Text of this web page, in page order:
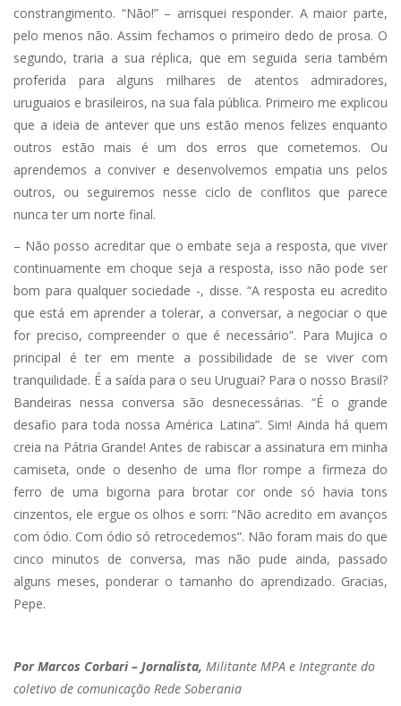
constrangimento. “Não!” – arrisquei responder. A maior parte,
pelo menos não. Assim fechamos o primeiro dedo de prosa. O
segundo, traria a sua réplica, que em seguida seria também
proferida para alguns milhares de atentos admiradores,
uruguaios e brasileiros, na sua fala pública. Primeiro me explicou
que a ideia de antever que uns estão menos felizes enquanto
outros estão mais é um dos erros que cometemos. Ou
aprendemos a conviver e desenvolvemos empatia uns pelos
outros, ou seguiremos nesse ciclo de conflitos que parece
nunca ter um norte final.
– Não posso acreditar que o embate seja a resposta, que viver
continuamente em choque seja a resposta, isso não pode ser
bom para qualquer sociedade -, disse. “A resposta eu acredito
que está em aprender a tolerar, a conversar, a negociar o que
for preciso, compreender o que é necessário”. Para Mujica o
principal é ter em mente a possibilidade de se viver com
tranquilidade. É a saída para o seu Uruguai? Para o nosso Brasil?
Bandeiras nessa conversa são desnecessárias. “É o grande
desafio para toda nossa América Latina”. Sim! Ainda há quem
creia na Pátria Grande! Antes de rabiscar a assinatura em minha
camiseta, onde o desenho de uma flor rompe a firmeza do
ferro de uma bigorna para brotar cor onde só havia tons
cinzentos, ele ergue os olhos e sorri: “Não acredito em avanços
com ódio. Com ódio só retrocedemos”. Não foram mais do que
cinco minutos de conversa, mas não pude ainda, passado
alguns meses, ponderar o tamanho do aprendizado. Gracias,
Pepe.
Por Marcos Corbari – Jornalista, Militante MPA e Integrante do
coletivo de comunicação Rede Soberania